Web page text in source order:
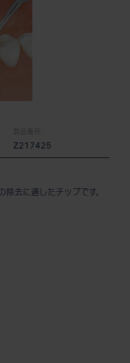
製品番号:
Z217425
除去に適したチップです。